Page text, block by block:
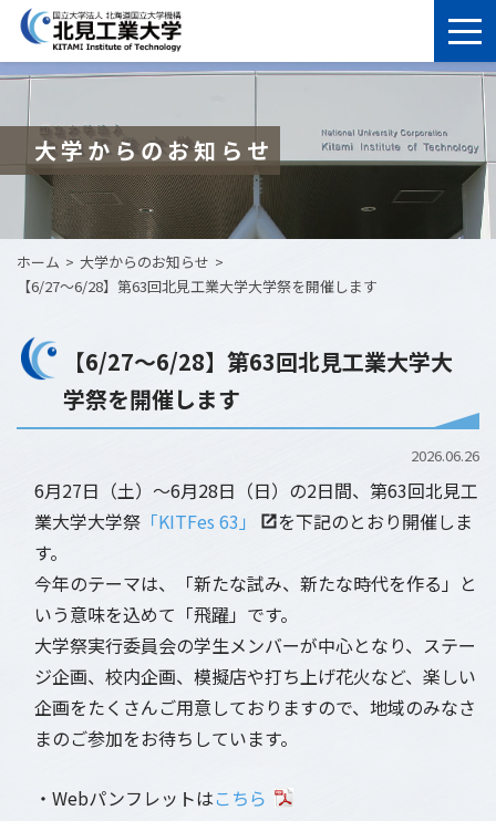
大学からのお知らせ
ホーム
大学からのお知らせ
【6/27～6/28】第63回北見工業大学大学祭を開催します
【6/27～6/28】第63回北見工業大学大
学祭を開催します
2026.06.26
6月27日（土）～6月28日（日）の2日間、第63回北見工
業大学大学祭 「KITFes 63」
を下記のとおり開催しま
す。
今年のテーマは、「新たな試み、新たな時代を作る」と
いう意味を込めて「飛躍」です。
大学祭実行委員会の学生メンバーが中心となり、ステー
ジ企画、校内企画、模擬店や打ち上げ花火など、楽しい
企画をたくさんご用意しておりますので、地域のみなさ
まのご参加をお待ちしています。
・Webパンフレットはこちら